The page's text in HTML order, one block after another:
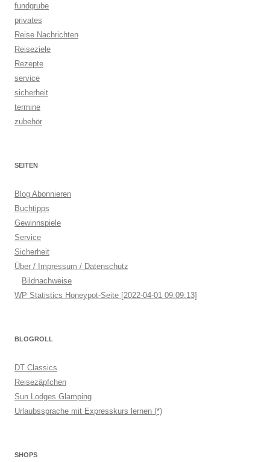
fundgrube
privates
Reise Nachrichten
Reiseziele
Rezepte
service
sicherheit
termine
zubehör
SEITEN
Blog Abonnieren
Buchtipps
Gewinnspiele
Service
Sicherheit
Über / Impressum / Datenschutz
Bildnachweise
WP Statistics Honeypot-Seite [2022-04-01 09:09:13]
BLOGROLL
DT Classics
Reisezäpfchen
Sun Lodges Glamping
Urlaubssprache mit Expresskurs lernen (*)
SHOPS